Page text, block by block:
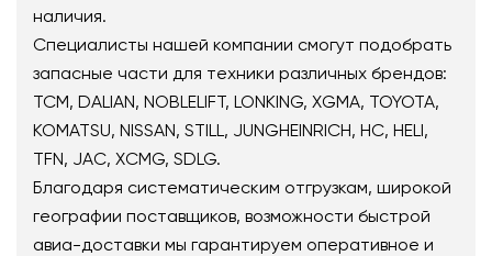
наличия.
Специалисты нашей компании смогут подобрать
запасные части для техники различных брендов:
TCM, DALIAN, NOBLELIFT, LONKING, XGMA, TOYOTA,
KOMATSU, NISSAN, STILL, JUNGHEINRICH, HC, HELI,
TFN, JAC, XCMG, SDLG.
Благодаря систематическим отгрузкам, широкой
географии поставщиков, возможности быстрой
авиа-доставки мы гарантируем оперативное и